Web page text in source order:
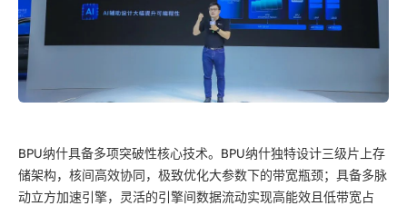
BPU纳什具备多项突破性核心技术。BPU纳什独特设计三级片上存
储架构，核间高效协同，极致优化大参数下的带宽瓶颈；具备多脉
动立方加速引擎，灵活的引擎间数据流动实现高能效且低带宽占